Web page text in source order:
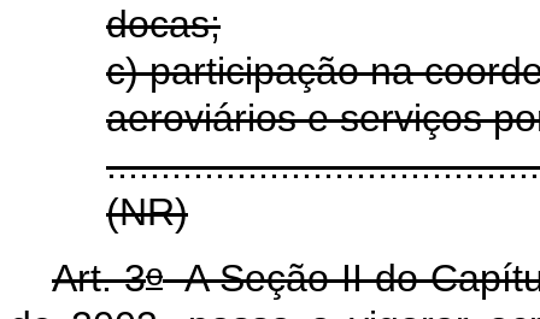
docas;
c) participação na
aeroviários e serviços
(NR)
Art. 3oA Seção II do